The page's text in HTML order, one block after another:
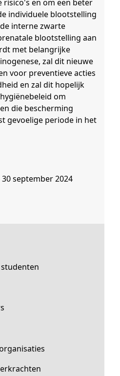
en om een beter
individuele blootstelling
interne zwarte
blootstelling aan
met belangrijke
zal dit nieuwe
voor preventieve acties
en zal dit hopelijk
om
die bescherming
gevoelige periode in het
september 2024
studenten